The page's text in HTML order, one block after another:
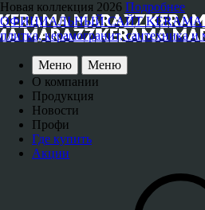
Новая коллекция 2026 Подробнее
ОФИЦИАЛЬНЫЙ САЙТ KERAMA
плитка, керамогранит, сантехника и
Меню
Меню
О компании
Продукция
Новости
Профи
Где купить
Акции